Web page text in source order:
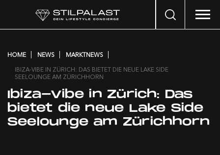
Search
HOME NEWS
MARKTNEWS
IBIZA-VIBE IN ZÜRICH: DAS BIETET DIE NEUE LAKE SIDE
SEELOUNGE AM ZÜRICHHORN
Ibiza-Vibe in Zürich: Das
bietet die neue Lake Side
Seelounge am Zürichhorn